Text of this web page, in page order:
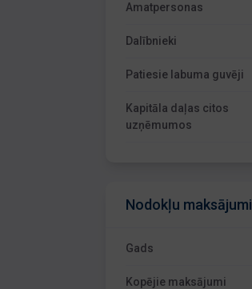
Amatpersonas
Dalībnieki
Patiesie labuma guvēji
Kapitāla daļas citos
uzņēmumos
Nodokļu maksājumi
Gads
Kopējie maksājumi